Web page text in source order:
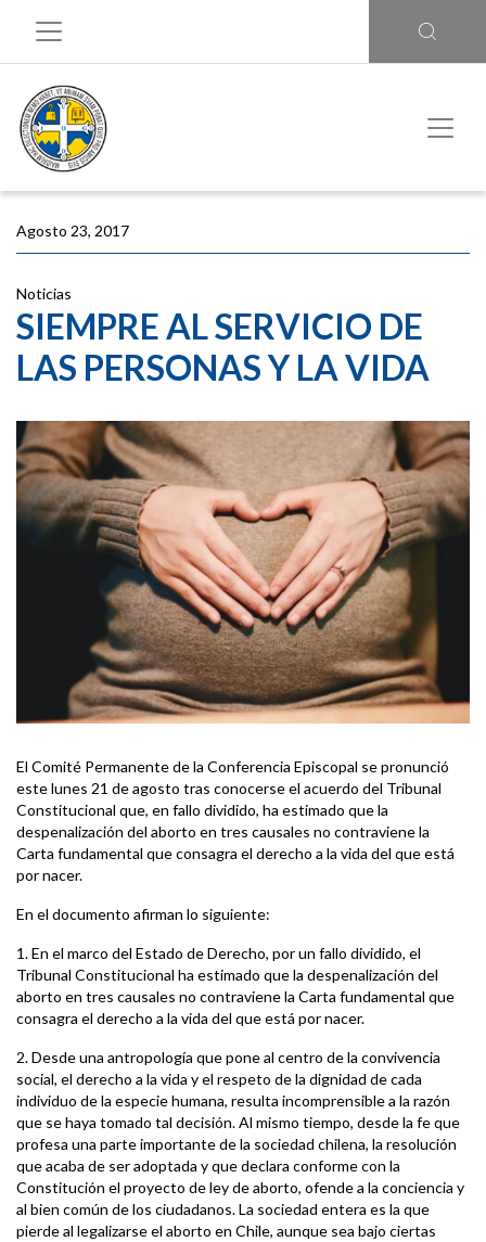
Agosto 23, 2017
Noticias
SIEMPRE AL SERVICIO DE
LAS PERSONAS Y LA VIDA
El Comité Permanente de la Conferencia Episcopal se pronunció
este lunes 21 de agosto tras conocerse el acuerdo del Tribunal
Constitucional que, en fallo dividido, ha estimado que la
despenalización del aborto en tres causales no contraviene la
Carta fundamental que consagra el derecho a la vida del que está
por nacer.
En el documento afirman lo siguiente:
1. En el marco del Estado de Derecho, por un fallo dividido, el
Tribunal Constitucional ha estimado que la despenalización del
aborto en tres causales no contraviene la Carta fundamental que
consagra el derecho a la vida del que está por nacer.
2. Desde una antropología que pone al centro de la convivencia
social, el derecho a la vida y el respeto de la dignidad de cada
individuo de la especie humana, resulta incomprensible a la razón
que se haya tomado tal decisión. Al mismo tiempo, desde la fe que
profesa una parte importante de la sociedad chilena, la resolución
que acaba de ser adoptada y que declara conforme con la
Constitución el proyecto de ley de aborto, ofende a la conciencia y
al bien común de los ciudadanos. La sociedad entera es la que
pierde al legalizarse el aborto en Chile, aunque sea bajo ciertas